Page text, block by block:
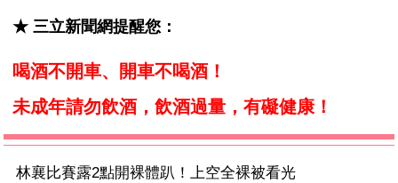
★ 三立新聞網提醒您：
喝酒不開車、開車不喝酒！
未成年請勿飲酒，飲酒過量，有礙健康！
林襄比賽露2點開裸體趴！上空全裸被看光